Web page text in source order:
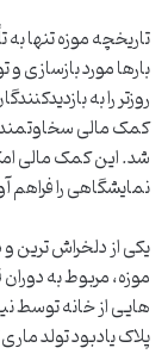
تاریخچه موزه
بارها مورد بازسازی و
روزتر را به
شد. این کمک مالی
نمایشگاهی را فراهم
یکی از دلخراش
هایی از خانه توسط
پلاک یادبود تولد